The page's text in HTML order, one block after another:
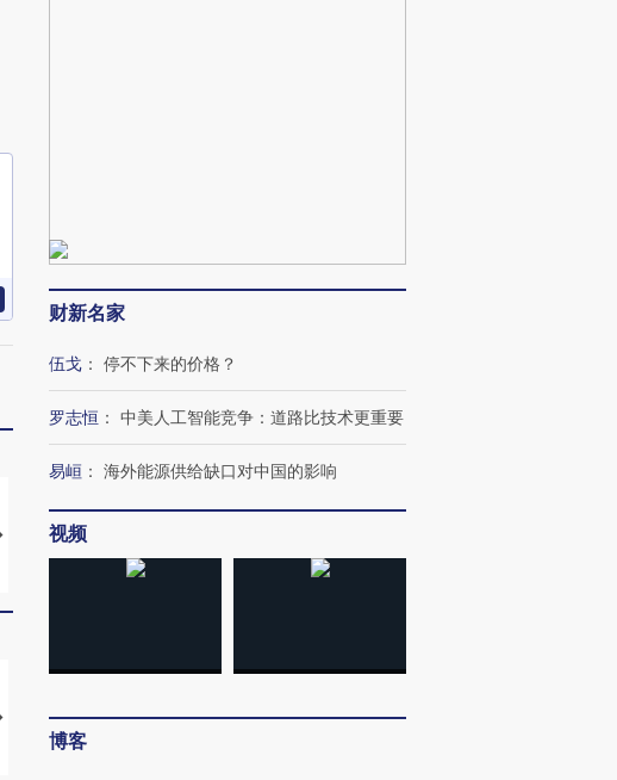
马航飞行员跨国走私7万
粒摇头丸 尿检体内含3种
度Z世代 用街头抗争将教
机”？难民潮撕裂西班牙
【推广】走进第四届链博
会，让数智科技“链”接产
【商旅对话】华住集团
财新名家
伍戈 ： 停不下来的价格？
罗志恒 ： 中美人工智能竞争：道路比技术更重要
易峘 ： 海外能源供给缺口对中国的影响
视频
博客